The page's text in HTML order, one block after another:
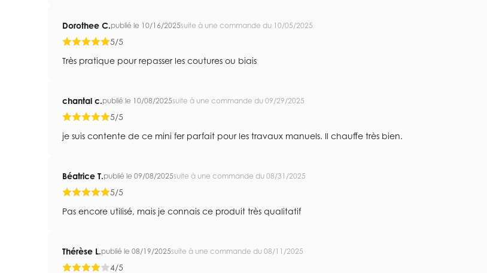
Dorothee C.publié le 10/16/2025suite à une commande du 10/05/2025
5/5
Très pratique pour repasser les coutures ou biais
chantal c.publié le 10/08/2025suite à une commande du 09/29/2025
5/5
je suis contente de ce mini fer parfait pour les travaux manuels. Il chauffe très bien.
Béatrice T.publié le 09/08/2025suite à une commande du 08/31/2025
5/5
Pas encore utilisé, mais je connais ce produit très qualitatif
Thérèse L.publié le 08/19/2025suite à une commande du 08/11/2025
4/5